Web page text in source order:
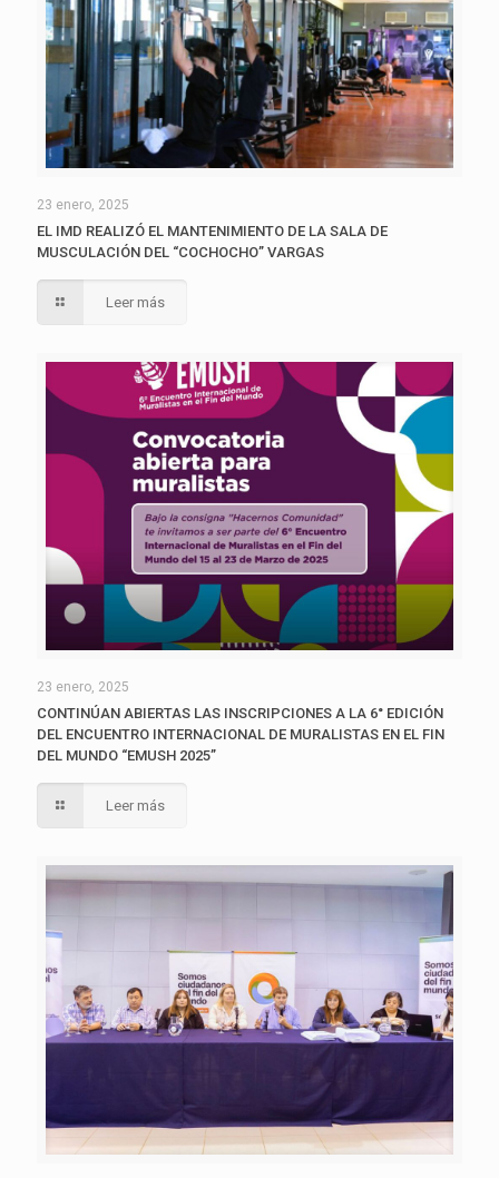
23 enero, 2025
EL IMD REALIZÓ EL MANTENIMIENTO DE LA SALA DE
MUSCULACIÓN DEL “COCHOCHO” VARGAS
Leer más
23 enero, 2025
CONTINÚAN ABIERTAS LAS INSCRIPCIONES A LA 6° EDICIÓN
DEL ENCUENTRO INTERNACIONAL DE MURALISTAS EN EL FIN
DEL MUNDO “EMUSH 2025”
Leer más